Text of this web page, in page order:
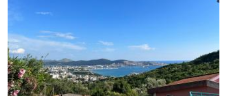
řešených studií a pěti dobře vybavených jednopokojových
apartmánů, celkem tedy ze sedmi ubytovacích jednotek. Každý
apartmán je promyšleně zařízen tak, aby hostům zajistil příjemný
pobyt.
Kromě ubytovacích kapacit je součástí tohoto hotelu také zázemí,